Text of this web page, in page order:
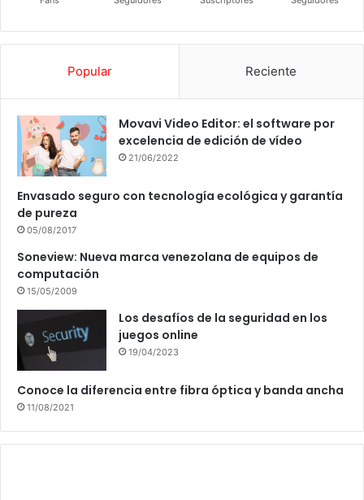
Popular Reciente
Movavi Video Editor: el software por
excelencia de edición de vídeo
21/06/2022
Envasado seguro con tecnología ecológica y garantía
de pureza
05/08/2017
Soneview: Nueva marca venezolana de equipos de
computación
15/05/2009
Los desafíos de la seguridad en los
juegos online
19/04/2023
Conoce la diferencia entre fibra óptica y banda ancha
11/08/2021